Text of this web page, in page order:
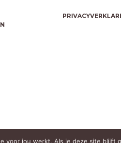
jou werkt. Als je deze site blijft